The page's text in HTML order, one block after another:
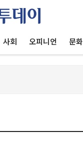
사회 오피니언 문